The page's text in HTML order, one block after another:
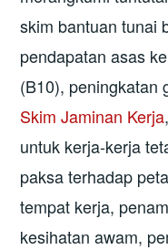
skim bantuan tunai
pendapatan asas
(B10), peningkatan
Skim Jaminan Kerja
untuk kerja-kerja
paksa terhadap
tempat kerja,
kesihatan awam,